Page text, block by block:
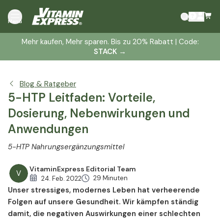
Menü
Mehr kaufen, Mehr sparen. Bis zu 20% Rabatt | Code:
STACK →
Blog & Ratgeber
5-HTP Leitfaden: Vorteile,
Dosierung, Nebenwirkungen und
Anwendungen
5-HTP Nahrungsergänzungsmittel
V VitaminExpress Editorial Team
24. Feb. 2022 29 Minuten
Unser stressiges, modernes Leben hat verheerende
Folgen auf unsere Gesundheit. Wir kämpfen ständig
damit, die negativen Auswirkungen einer schlechten
Einleitung
5-HTP bei Schlafstörungen / Insomnie
5-HTP bei Depressionen
5-HTP bei Fibromyalgie
5-HTP und Gewichtsreduktion
5-HTP Studien und Referenzen